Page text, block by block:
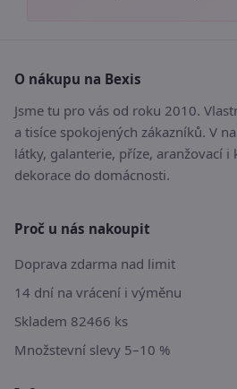
O nákupu na Bexis
Jsme tu pro vás od roku 2010.
a tisíce spokojených zákazníků. V
látky, galanterie, příze, aranžovací
dekorace do domácnosti.
Proč u nás nakoupit
Doprava zdarma nad limit
14 dní na vrácení i výměnu
Skladem 82466 ks
Množstevní slevy 5–10 %